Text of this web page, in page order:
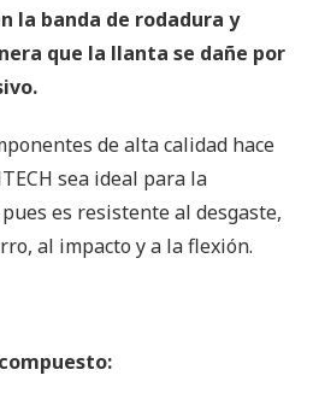
la banda de rodadura y
que la llanta se dañe por
de alta calidad hace
sea ideal para la
es resistente al desgaste,
al impacto y a la flexión.